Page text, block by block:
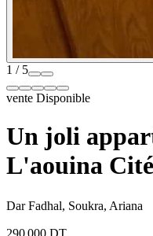
1 / 5
vente Disponible
Un joli
L'aouina
Dar Fadhal, Soukra, Ariana
290 000 DT